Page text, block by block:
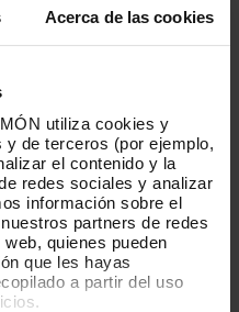
Acerca de las cookies
utiliza cookies y
de terceros (por ejemplo,
el contenido y la
redes sociales y analizar
información sobre el
partners de redes
quienes pueden
que les hayas
a partir del uso